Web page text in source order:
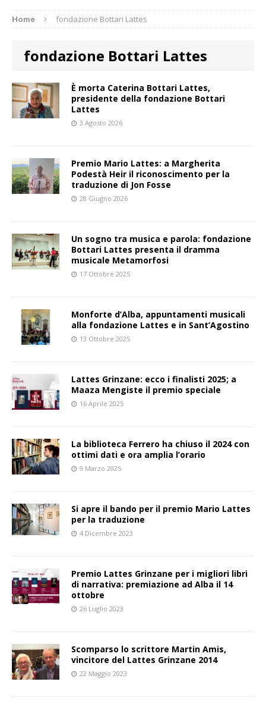
Home fondazione Bottari Lattes
fondazione Bottari Lattes
È morta Caterina Bottari Lattes,
presidente della fondazione Bottari
Lattes
3 Agosto 2026
Premio Mario Lattes: a Margherita
Podestà Heir il riconoscimento per la
traduzione di Jon Fosse
28 Giugno 2026
Un sogno tra musica e parola: fondazione
Bottari Lattes presenta il dramma
musicale Metamorfosi
17 Ottobre 2025
Monforte d’Alba, appuntamenti musicali
alla fondazione Lattes e in Sant’Agostino
13 Ottobre 2025
Lattes Grinzane: ecco i finalisti 2025; a
Maaza Mengiste il premio speciale
16 Aprile 2025
La biblioteca Ferrero ha chiuso il 2024 con
ottimi dati e ora amplia l’orario
9 Marzo 2025
Si apre il bando per il premio Mario Lattes
per la traduzione
4 Dicembre 2023
Premio Lattes Grinzane per i migliori libri
di narrativa: premiazione ad Alba il 14
ottobre
26 Luglio 2023
Scomparso lo scrittore Martin Amis,
vincitore del Lattes Grinzane 2014
22 Maggio 2023